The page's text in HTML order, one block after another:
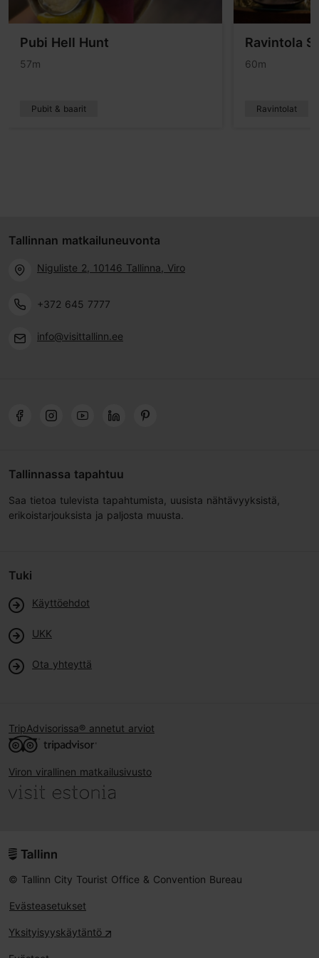
Pubi Hell Hunt
57m
Pubit & baarit
Ravintola
60m
Ravintolat
Tallinnan matkailuneuvonta
Niguliste 2, 10146 Tallinna, Viro
+372 645 7777
info@visittallinn.ee
Tallinnassa tapahtuu
Saa tietoa tulevista tapahtumista, uusista nähtävyyksistä,
erikoistarjouksista ja paljosta muusta.
Tuki
Käyttöehdot
UKK
Ota yhteyttä
TripAdvisorissa® annetut arviot
Viron virallinen matkailusivusto
© Tallinn City Tourist Office & Convention Bureau
Evästeasetukset
Yksityisyyskäytäntö